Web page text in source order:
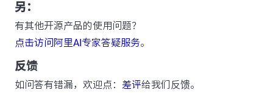
另：
有其他开源产品的使用问题？
点击访问阿里AI专家答疑服务。
反馈
如问答有错漏，欢迎点： 差评给我们反馈。